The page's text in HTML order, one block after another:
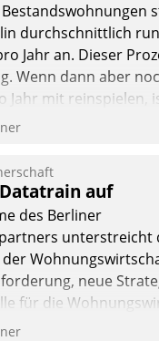
durchschnittlich
Jahr an. Dieser
Wenn dann aber
Jahr mit reinspielen,
Berliner Datatrain
auf
des Berliner
unterstreicht
neue
für die